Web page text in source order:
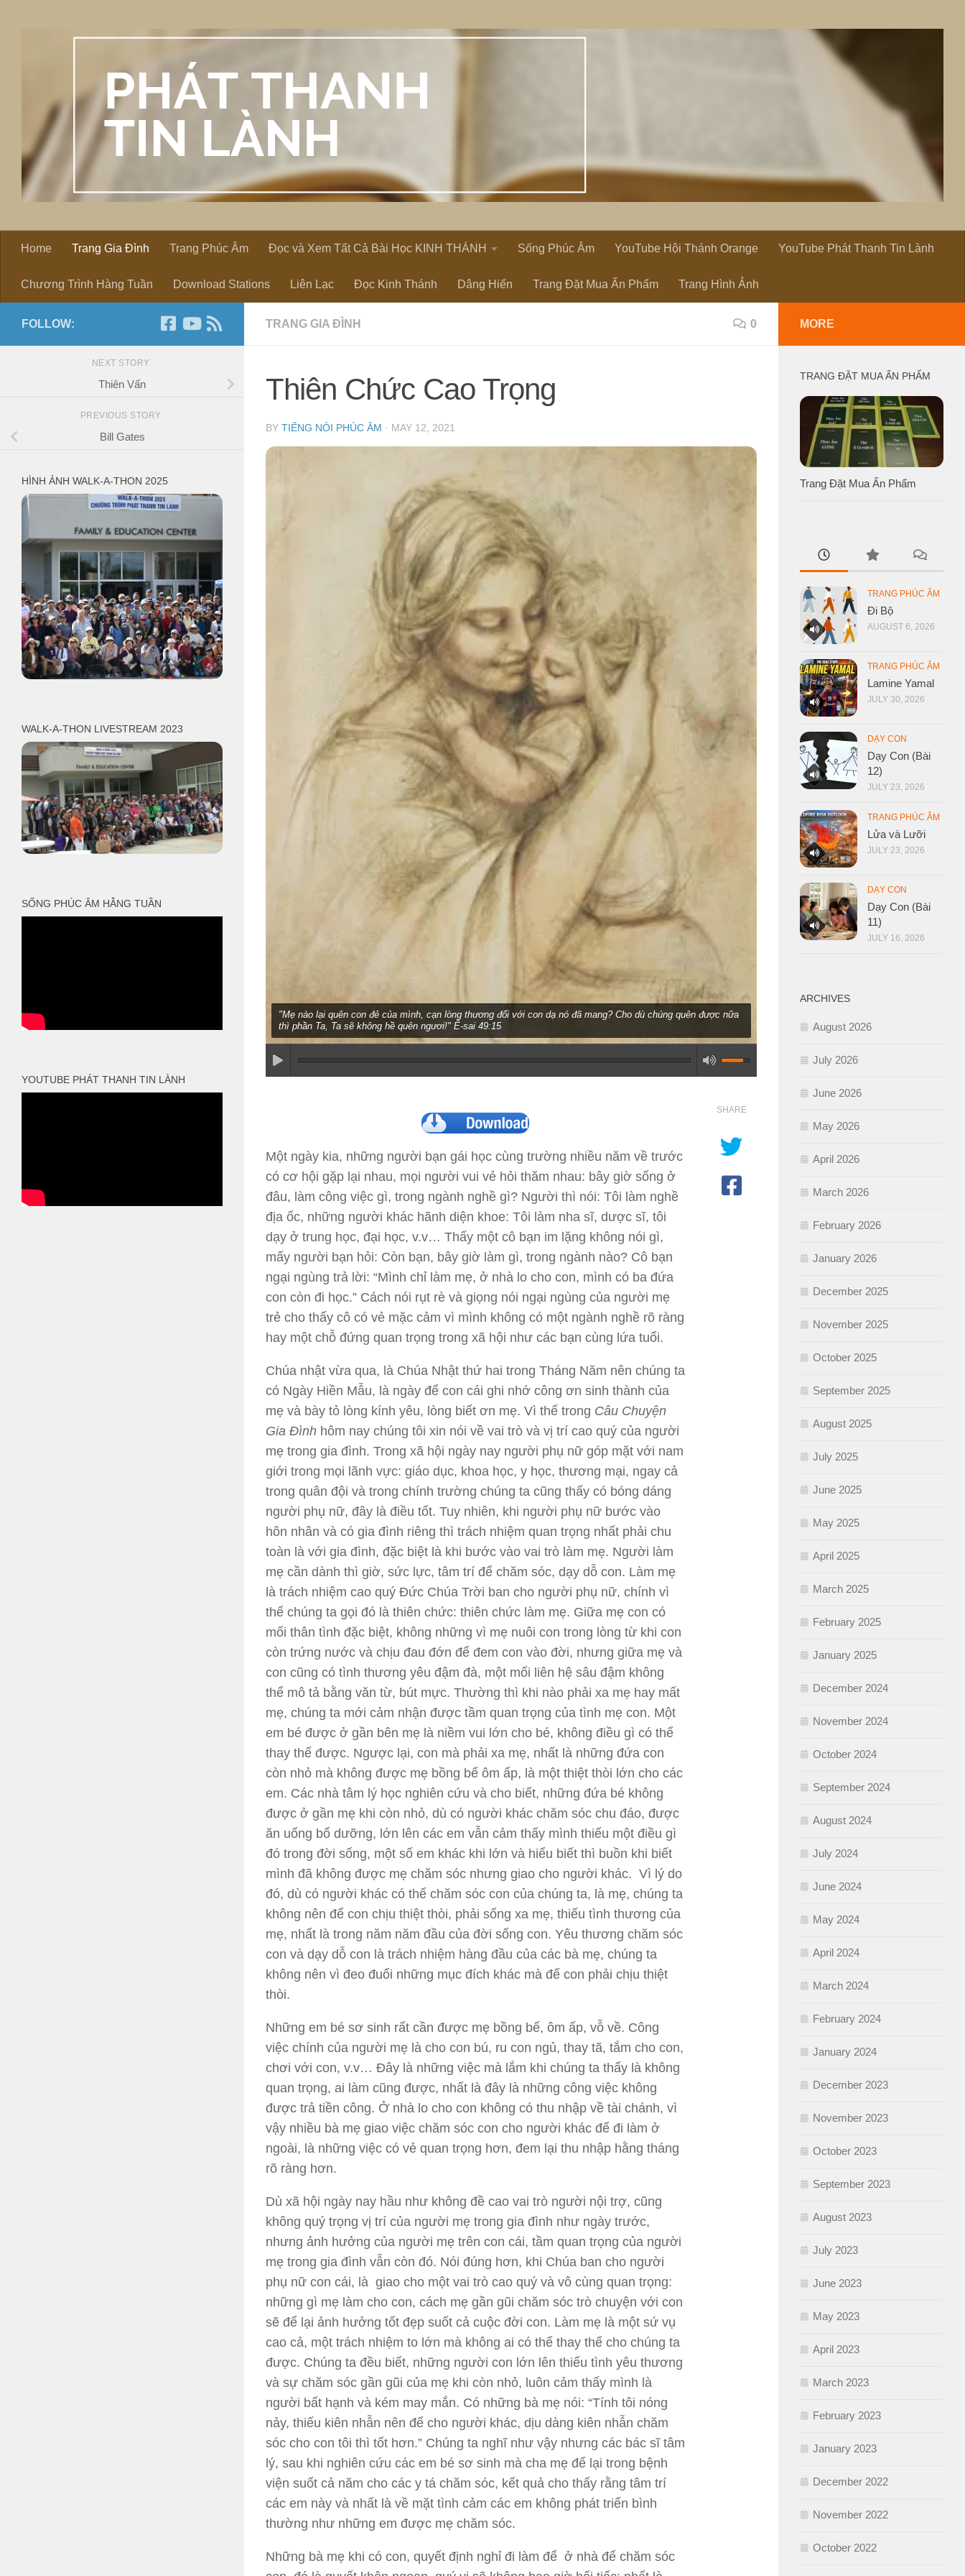
Home Trang Gia Đình Trang Phúc Âm Đọc và Xem Tất Cả Bài Học KINH THÁNH Sống Phúc Âm YouTube Hội Thánh Orange YouTube Phát Thanh Tin Lành
Chương Trình Hàng Tuần Download Stations Liên Lạc Đọc Kinh Thánh Dâng Hiến Trang Đặt Mua Ấn Phẩm Trang Hình Ảnh
TRANG GIA ĐÌNH 0
Thiên Chức Cao Trọng
BY TIẾNG NÓI PHÚC ÂM · MAY 12, 2021
"Mẹ nào lại quên con đẻ của mình, cạn lòng thương đối với con dạ nó đã mang? Cho dù chúng quên được nữa
thì phần Ta, Ta sẽ không hề quên ngươi!" Ê-sai 49:15
Một ngày kia, những người bạn gái học cùng trường nhiều năm về trước
có cơ hội gặp lại nhau, mọi người vui vẻ hỏi thăm nhau: bây giờ sống ở
đâu, làm công việc gì, trong ngành nghề gì? Người thì nói: Tôi làm nghề
địa ốc, những người khác hãnh diện khoe: Tôi làm nha sĩ, dược sĩ, tôi
dạy ở trung học, đại học, v.v… Thấy một cô bạn im lặng không nói gì,
mấy người bạn hỏi: Còn bạn, bây giờ làm gì, trong ngành nào? Cô bạn
ngại ngùng trả lời: “Mình chỉ làm mẹ, ở nhà lo cho con, mình có ba đứa
con còn đi học.” Cách nói rụt rè và giọng nói ngại ngùng của người mẹ
trẻ cho thấy cô có vẻ mặc cảm vì mình không có một ngành nghề rõ ràng
hay một chỗ đứng quan trọng trong xã hội như các bạn cùng lứa tuổi.
Chúa nhật vừa qua, là Chúa Nhật thứ hai trong Tháng Năm nên chúng ta
có Ngày Hiền Mẫu, là ngày để con cái ghi nhớ công ơn sinh thành của
mẹ và bày tỏ lòng kính yêu, lòng biết ơn mẹ. Vì thế trong Câu Chuyện
Gia Đình hôm nay chúng tôi xin nói về vai trò và vị trí cao quý của người
mẹ trong gia đình. Trong xã hội ngày nay người phụ nữ góp mặt với nam
giới trong mọi lãnh vực: giáo dục, khoa học, y học, thương mại, ngay cả
trong quân đội và trong chính trường chúng ta cũng thấy có bóng dáng
người phụ nữ, đây là điều tốt. Tuy nhiên, khi người phụ nữ bước vào
hôn nhân và có gia đình riêng thì trách nhiệm quan trọng nhất phải chu
toàn là với gia đình, đặc biệt là khi bước vào vai trò làm mẹ. Người làm
mẹ cần dành thì giờ, sức lực, tâm trí để chăm sóc, dạy dỗ con. Làm mẹ
là trách nhiệm cao quý Đức Chúa Trời ban cho người phụ nữ, chính vì
thế chúng ta gọi đó là thiên chức: thiên chức làm mẹ. Giữa mẹ con có
mối thân tình đặc biệt, không những vì mẹ nuôi con trong lòng từ khi con
còn trứng nước và chịu đau đớn để đem con vào đời, nhưng giữa mẹ và
con cũng có tình thương yêu đậm đà, một mối liên hệ sâu đậm không
thể mô tả bằng văn từ, bút mực. Thường thì khi nào phải xa mẹ hay mất
mẹ, chúng ta mới cảm nhận được tầm quan trọng của tình mẹ con. Một
em bé được ở gần bên mẹ là niềm vui lớn cho bé, không điều gì có thể
thay thế được. Ngược lại, con mà phải xa mẹ, nhất là những đứa con
còn nhỏ mà không được mẹ bồng bế ôm ấp, là một thiệt thòi lớn cho các
em. Các nhà tâm lý học nghiên cứu và cho biết, những đứa bé không
được ở gần mẹ khi còn nhỏ, dù có người khác chăm sóc chu đáo, được
ăn uống bổ dưỡng, lớn lên các em vẫn cảm thấy mình thiếu một điều gì
đó trong đời sống, một số em khác khi lớn và hiểu biết thì buồn khi biết
mình đã không được mẹ chăm sóc nhưng giao cho người khác. Vì lý do
đó, dù có người khác có thể chăm sóc con của chúng ta, là mẹ, chúng ta
không nên để con chịu thiệt thòi, phải sống xa mẹ, thiếu tình thương của
mẹ, nhất là trong năm năm đầu của đời sống con. Yêu thương chăm sóc
con và dạy dỗ con là trách nhiệm hàng đầu của các bà mẹ, chúng ta
không nên vì đeo đuổi những mục đích khác mà để con phải chịu thiệt
thòi.
Những em bé sơ sinh rất cần được mẹ bồng bế, ôm ấp, vỗ về. Công
việc chính của người mẹ là cho con bú, ru con ngủ, thay tã, tắm cho con,
chơi với con, v.v… Đây là những việc mà lắm khi chúng ta thấy là không
quan trọng, ai làm cũng được, nhất là đây là những công việc không
được trả tiền công. Ở nhà lo cho con không có thu nhập về tài chánh, vì
vậy nhiều bà mẹ giao việc chăm sóc con cho người khác để đi làm ở
ngoài, là những việc có vẻ quan trọng hơn, đem lại thu nhập hằng tháng
rõ ràng hơn.
Dù xã hội ngày nay hầu như không đề cao vai trò người nội trợ, cũng
không quý trọng vị trí của người mẹ trong gia đình như ngày trước,
nhưng ảnh hưởng của người mẹ trên con cái, tầm quan trọng của người
mẹ trong gia đình vẫn còn đó. Nói đúng hơn, khi Chúa ban cho người
phụ nữ con cái, là giao cho một vai trò cao quý và vô cùng quan trọng:
những gì mẹ làm cho con, cách mẹ gần gũi chăm sóc trò chuyện với con
sẽ để lại ảnh hưởng tốt đẹp suốt cả cuộc đời con. Làm mẹ là một sứ vụ
cao cả, một trách nhiệm to lớn mà không ai có thể thay thế cho chúng ta
được. Chúng ta đều biết, những người con lớn lên thiếu tình yêu thương
và sự chăm sóc gần gũi của mẹ khi còn nhỏ, luôn cảm thấy mình là
người bất hạnh và kém may mắn. Có những bà mẹ nói: “Tính tôi nóng
nảy, thiếu kiên nhẫn nên để cho người khác, dịu dàng kiên nhẫn chăm
sóc cho con tôi thì tốt hơn.” Chúng ta nghĩ như vậy nhưng các bác sĩ tâm
lý, sau khi nghiên cứu các em bé sơ sinh mà cha mẹ để lại trong bệnh
viện suốt cả năm cho các y tá chăm sóc, kết quả cho thấy rằng tâm trí
các em này và nhất là về mặt tình cảm các em không phát triển bình
thường như những em được mẹ chăm sóc.
Những bà mẹ khi có con, quyết định nghỉ đi làm để ở nhà để chăm sóc
SHARE
FOLLOW:
NEXT STORY
Thiên Vấn
PREVIOUS STORY
Bill Gates
HÌNH ẢNH WALK-A-THON 2025
WALK-A-THON LIVESTREAM 2023
SỐNG PHÚC ÂM HẰNG TUẦN
YOUTUBE PHÁT THANH TIN LÀNH
MORE
TRANG ĐẶT MUA ẤN PHẨM
Trang Đặt Mua Ấn Phẩm
TRANG PHÚC ÂM
Đi Bộ
AUGUST 6, 2026
TRANG PHÚC ÂM
Lamine Yamal
JULY 30, 2026
DẠY CON
Dạy Con (Bài
12)
JULY 23, 2026
TRANG PHÚC ÂM
Lửa và Lưỡi
JULY 23, 2026
DẠY CON
Dạy Con (Bài
11)
JULY 16, 2026
ARCHIVES
August 2026
July 2026
June 2026
May 2026
April 2026
March 2026
February 2026
January 2026
December 2025
November 2025
October 2025
September 2025
August 2025
July 2025
June 2025
May 2025
April 2025
March 2025
February 2025
January 2025
December 2024
November 2024
October 2024
September 2024
August 2024
July 2024
June 2024
May 2024
April 2024
March 2024
February 2024
January 2024
December 2023
November 2023
October 2023
September 2023
August 2023
July 2023
June 2023
May 2023
April 2023
March 2023
February 2023
January 2023
December 2022
November 2022
October 2022